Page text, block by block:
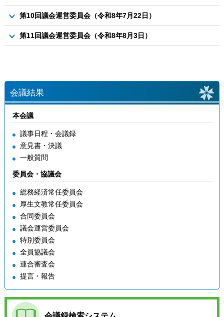
資料3-2 （参考資料）研修行程表
領案について
資料1 令和8年度第1回議会モニター会議の総括案について
資料4-1 政策要望について
資料4-2 政策要望書（案）について
資料1 令和8年芽室町議会定例会7月臨時会議の運営について
資料2 議員の学校（4時間目）実施要領案について
第10回議会運営委員会（令和8年7月22日）
議案
資料2 議会だより9月号の編集企画について
第11回議会運営委員会（令和8年8月3日）
資料4 2026マニフェスト大賞のエントリーについて
会議結果
本会議
議事日程・会議録
意見書・決議
一般質問
委員会・協議会
総務経済常任委員会
厚生文教常任委員会
合同委員会
議会運営委員会
特別委員会
全員協議会
連合審査会
提言・報告